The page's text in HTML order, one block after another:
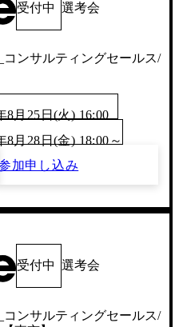
受付中 選考会
コンサルティングセールス/
8月25日(火) 16:00
8月28日(金) 18:00～
加申し込み
受付中 選考会
コンサルティングセールス/